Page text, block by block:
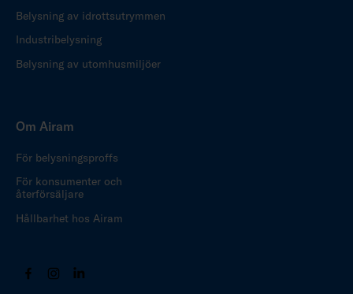
Belysning av idrottsutrymmen
Industribelysning
Belysning av utomhusmiljöer
Om Airam
För belysningsproffs
För konsumenter och
återförsäljare
Hållbarhet hos Airam